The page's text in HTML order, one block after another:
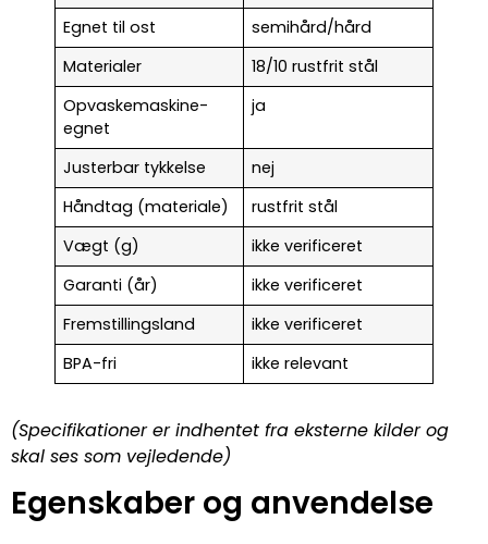
Egnet til ost
semihård/hård
Materialer
18/10 rustfrit stål
Opvaskemaskine-
egnet
ja
Justerbar tykkelse
nej
Håndtag (materiale)
rustfrit stål
Vægt (g)
ikke verificeret
Garanti (år)
ikke verificeret
Fremstillingsland
ikke verificeret
BPA-fri
ikke relevant
(Specifikationer er indhentet fra eksterne kilder og
skal ses som vejledende)
Egenskaber og anvendelse